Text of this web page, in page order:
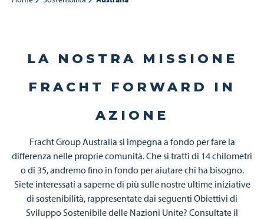
LA NOSTRA MISSIONE
FRACHT FORWARD IN
AZIONE
Fracht Group Australia si impegna a fondo per fare la
differenza nelle proprie comunità. Che si tratti di 14 chilometri
o di 35, andremo fino in fondo per aiutare chi ha bisogno.
Siete interessati a saperne di più sulle nostre ultime iniziative
di sostenibilità, rappresentate dai seguenti Obiettivi di
Sviluppo Sostenibile delle Nazioni Unite? Consultate il